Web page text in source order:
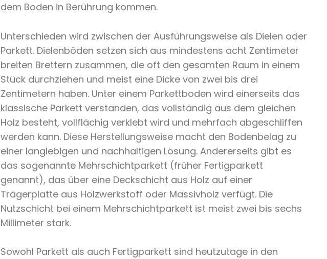
dem Boden in Berührung kommen.
Unterschieden wird zwischen der Ausführungsweise als Dielen oder
Parkett. Dielenböden setzen sich aus mindestens acht Zentimeter
breiten Brettern zusammen, die oft den gesamten Raum in einem
Stück durchziehen und meist eine Dicke von zwei bis drei
Zentimetern haben. Unter einem Parkettboden wird einerseits das
klassische Parkett verstanden, das vollständig aus dem gleichen
Holz besteht, vollflächig verklebt wird und mehrfach abgeschliffen
werden kann. Diese Herstellungsweise macht den Bodenbelag zu
einer langlebigen und nachhaltigen Lösung. Andererseits gibt es
das sogenannte Mehrschichtparkett (früher Fertigparkett
genannt), das über eine Deckschicht aus Holz auf einer
Trägerplatte aus Holzwerkstoff oder Massivholz verfügt. Die
Nutzschicht bei einem Mehrschichtparkett ist meist zwei bis sechs
Millimeter stark.
Sowohl Parkett als auch Fertigparkett sind heutzutage in den